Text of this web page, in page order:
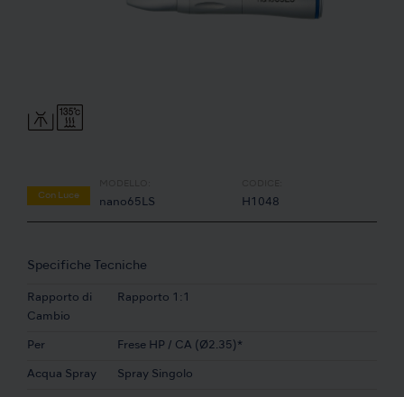
Con Luce
nano65LS H1048
Specifiche Tecniche
Rapporto di
Cambio
Rapporto 1:1
Per Frese HP / CA (Ø2.35)*
Acqua Spray Spray Singolo